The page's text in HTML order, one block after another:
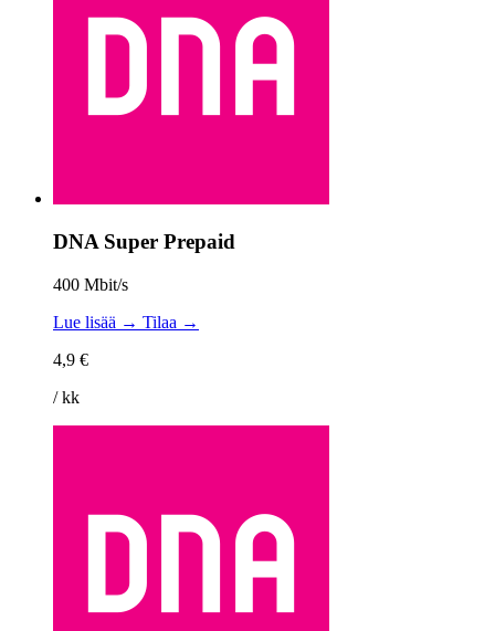
DNA Super Prepaid
400 Mbit/s
Lue lisää → Tilaa →
4,9 €
/ kk